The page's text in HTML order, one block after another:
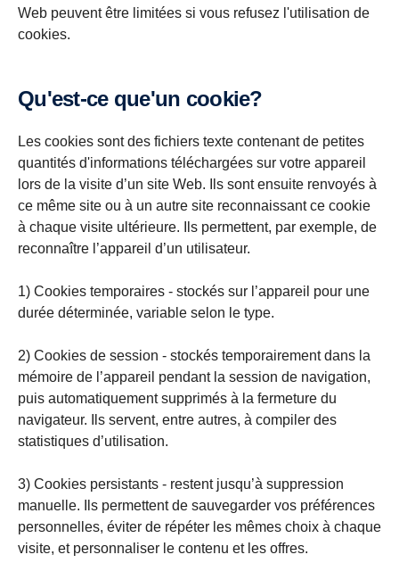
Web peuvent être limitées si vous refusez l'utilisation de
cookies.
Qu'est-ce que'un cookie?
Les cookies sont des fichiers texte contenant de petites
quantités d'informations téléchargées sur votre appareil
lors de la visite d’un site Web. Ils sont ensuite renvoyés à
ce même site ou à un autre site reconnaissant ce cookie
à chaque visite ultérieure. Ils permettent, par exemple, de
reconnaître l’appareil d’un utilisateur.
1) Cookies temporaires - stockés sur l’appareil pour une
durée déterminée, variable selon le type.
2) Cookies de session - stockés temporairement dans la
mémoire de l’appareil pendant la session de navigation,
puis automatiquement supprimés à la fermeture du
navigateur. Ils servent, entre autres, à compiler des
statistiques d’utilisation.
3) Cookies persistants - restent jusqu’à suppression
manuelle. Ils permettent de sauvegarder vos préférences
personnelles, éviter de répéter les mêmes choix à chaque
visite, et personnaliser le contenu et les offres.